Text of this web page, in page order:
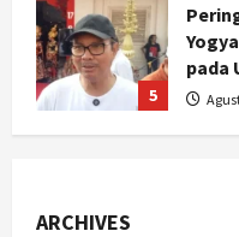
1
Dana
ARCHIVES